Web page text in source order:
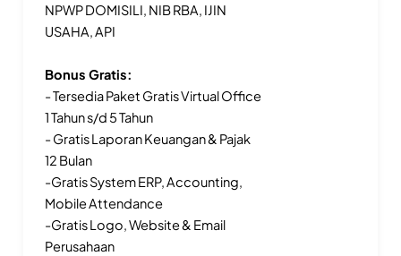
NPWP DOMISILI, NIB RBA, IJIN
USAHA, API
Bonus Gratis:
- Tersedia Paket Gratis Virtual Office
1 Tahun s/d 5 Tahun
- Gratis Laporan Keuangan & Pajak
12 Bulan
-Gratis System ERP, Accounting,
Mobile Attendance
-Gratis Logo, Website & Email
Perusahaan